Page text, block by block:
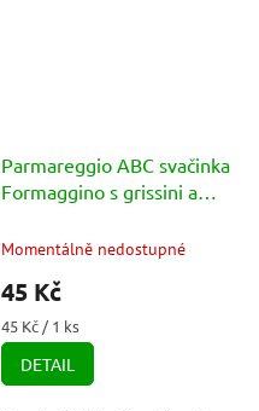
Parmareggio ABC svačinka
Formaggino s grissini a
dela merenda con
Momentálně nedostupné
45 Kč
Měrná
cena:
45 Kč / 1 ks
DETAIL